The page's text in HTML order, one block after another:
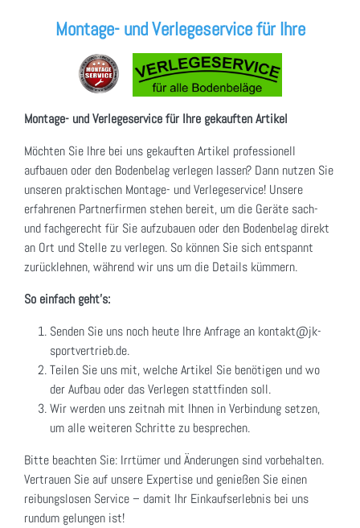
Montage- und Verlegeservice für Ihre
Montage- und Verlegeservice für Ihre gekauften Artikel
Möchten Sie Ihre bei uns gekauften Artikel professionell
aufbauen oder den Bodenbelag verlegen lassen? Dann nutzen Sie
unseren praktischen Montage- und Verlegeservice! Unsere
erfahrenen Partnerfirmen stehen bereit, um die Geräte sach-
und fachgerecht für Sie aufzubauen oder den Bodenbelag direkt
an Ort und Stelle zu verlegen. So können Sie sich entspannt
zurücklehnen, während wir uns um die Details kümmern.
So einfach geht's:
Senden Sie uns noch heute Ihre Anfrage an kontakt@jk-
sportvertrieb.de.
Teilen Sie uns mit, welche Artikel Sie benötigen und wo
der Aufbau oder das Verlegen stattfinden soll.
Wir werden uns zeitnah mit Ihnen in Verbindung setzen,
um alle weiteren Schritte zu besprechen.
Bitte beachten Sie: Irrtümer und Änderungen sind vorbehalten.
Vertrauen Sie auf unsere Expertise und genießen Sie einen
reibungslosen Service – damit Ihr Einkaufserlebnis bei uns
rundum gelungen ist!